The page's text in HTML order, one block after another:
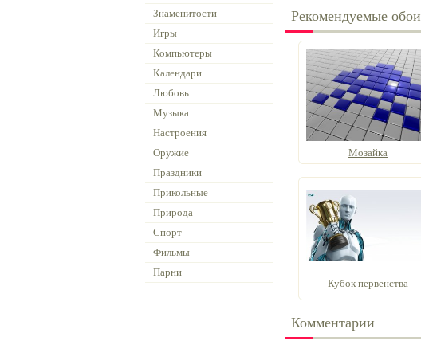
Знаменитости
Игры
Компьютеры
Календари
Любовь
Музыка
Настроения
Оружие
Праздники
Прикольные
Природа
Спорт
Фильмы
Парни
Рекомендуемые обои
Мозайка
Кубок первенства
Комментарии